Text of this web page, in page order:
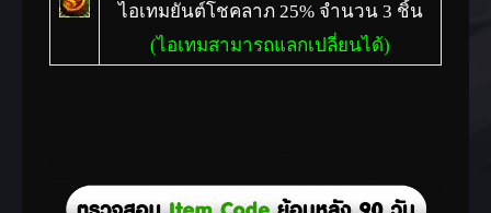
ไอเทมยันต์โชคลาภ 25% จำนวน 3 ชิ้น
(ไอเทมสามารถแลกเปลี่ยนได้)